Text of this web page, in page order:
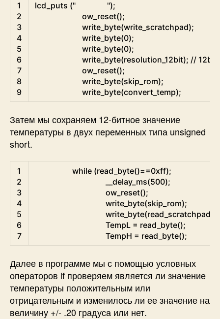
1
2
3
4
5
6
7
8
9
lcd_puts ("                ");
ow_reset();
write_byte(write_scratchpad);
write_byte(0);
write_byte(0);
write_byte(resolution_12bit); // 12bit
ow_reset();
write_byte(skip_rom);
write_byte(convert_temp);
Затем мы сохраняем 12-битное значение
температуры в двух переменных типа unsigned
short.
1
2
3
4
5
6
7
while (read_byte()==0xff);
__delay_ms(500);
ow_reset();
write_byte(skip_rom);
write_byte(read_scratchpad
TempL = read_byte();
TempH = read_byte();
Далее в программе мы с помощью условных
операторов if проверяем является ли значение
температуры положительным или
отрицательным и изменилось ли ее значение на
величину +/- .20 градуса или нет.